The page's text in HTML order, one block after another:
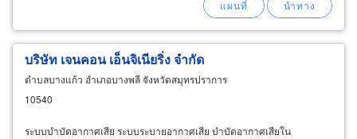
บริษัท เจนคอน เอ็นจิเนียริ่ง จำกัด
ตำบลบางแก้ว อำเภอบางพลี จังหวัดสมุทรปราการ
10540
ระบบบำบัดอากาศเสีย ระบบระบายอากาศเสีย บำบัดอากาศเสียใน